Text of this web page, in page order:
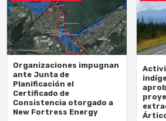
Organizaciones impugnan
ante Junta de
Planificación el
Certificado de
Consistencia otorgado a
New Fortress Energy